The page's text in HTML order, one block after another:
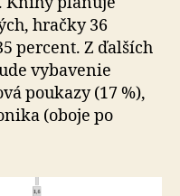
hračky 36
percent. Z ďalších
vybavenie
poukazy (17 %),
(oboje po